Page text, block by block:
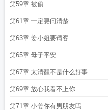
第59章 被偷
第61章 一定要问清楚
第63章 姜小姐要请客
第65章 母子平安
第67章 太清醒不是什么好事
第69章 放心我看不上你
第71章 小姜你有男朋友吗